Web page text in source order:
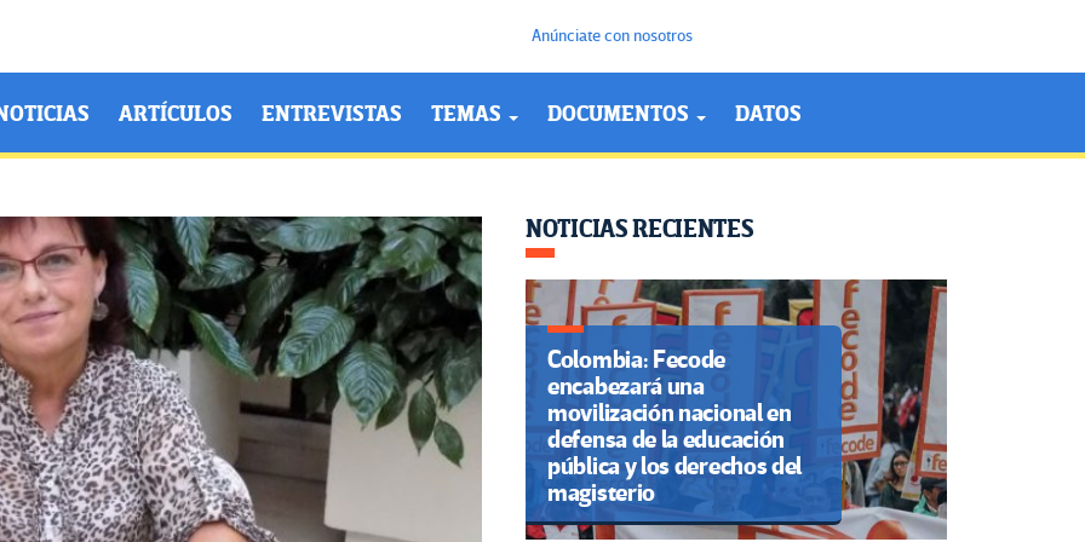
Anúnciate con nosotros
ARTÍCULOS ENTREVISTAS TEMAS DOCUMENTOS DATOS
NOTICIAS RECIENTES
Colombia: Fecode
encabezará una
movilización nacional en
defensa de la educación
pública y los derechos del
magisterio